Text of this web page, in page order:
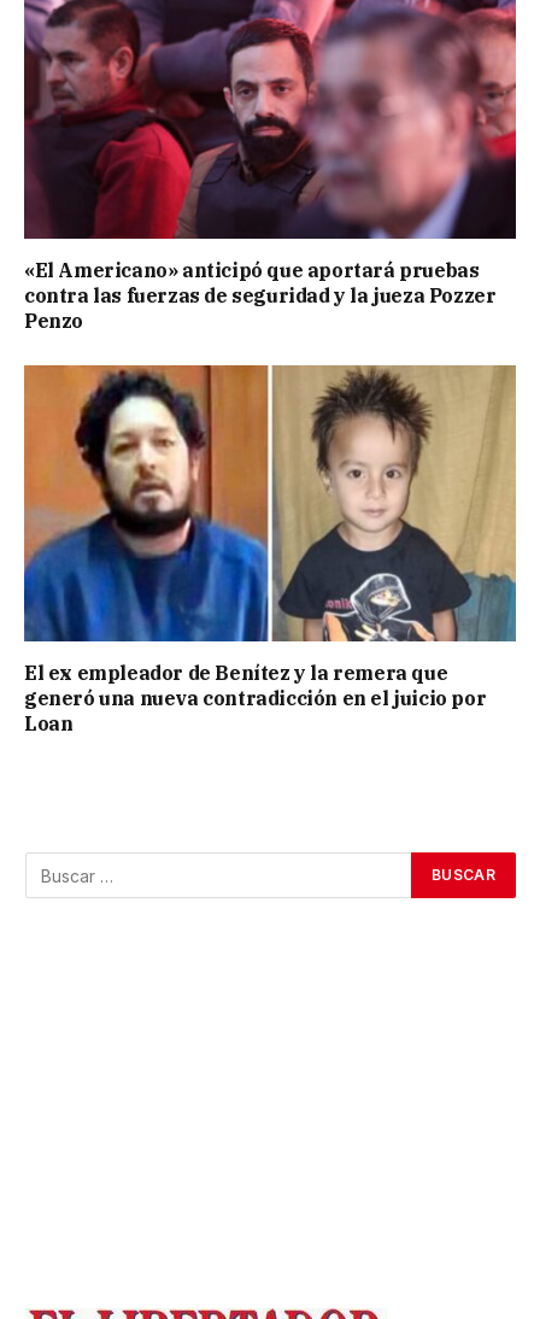
«El Americano» anticipó que aportará pruebas
contra las fuerzas de seguridad y la jueza Pozzer
Penzo
El ex empleador de Benítez y la remera que
generó una nueva contradicción en el juicio por
Loan